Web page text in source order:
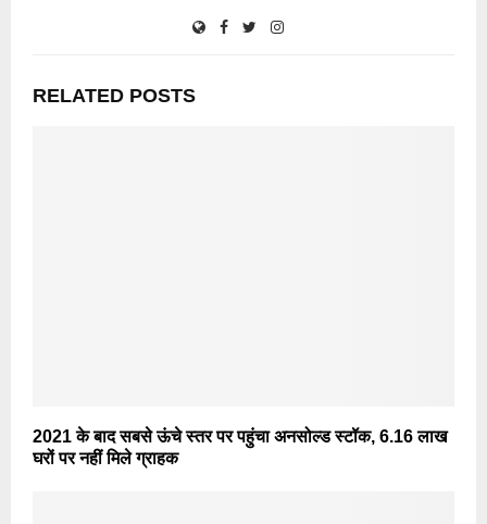
RELATED POSTS
2021 के बाद सबसे ऊंचे स्तर पर पहुंचा अनसोल्ड स्टॉक, 6.16 लाख
घरों पर नहीं मिले ग्राहक